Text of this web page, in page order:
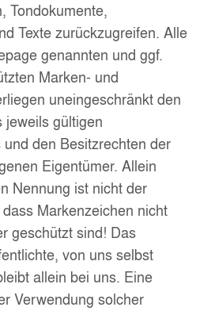
Tondokumente,
Texte zurückzugreifen. Alle
genannten und ggf.
Marken- und
uneingeschränkt den
jeweils gültigen
den Besitzrechten der
Eigentümer. Allein
Nennung ist nicht der
Markenzeichen nicht
geschützt sind! Das
von uns selbst
allein bei uns. Eine
Verwendung solcher